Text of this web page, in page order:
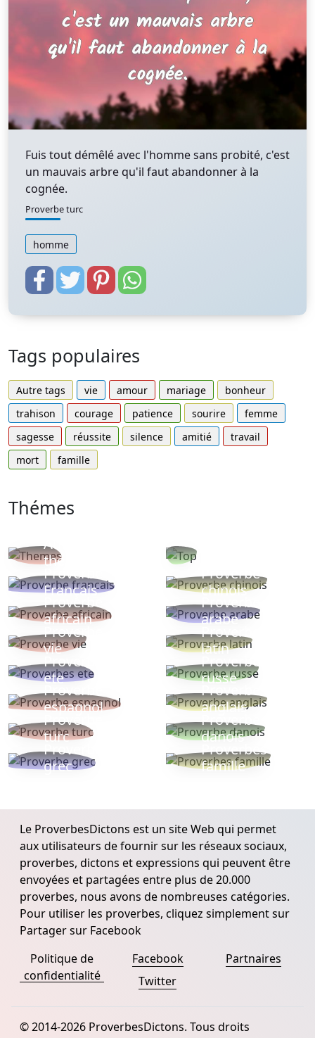
Fuis tout démêlé avec l'homme sans probité, c'est
un mauvais arbre qu'il faut abandonner à la
cognée.
Proverbe turc
homme
Tags populaires
Autre tags vie amour mariage
bonheur
trahison
courage patience sourire
femme
sagesse
réussite silence amitié
travail
mort
famille
Thémes
Autres
thèmes
Proverbe
Français
Proverbe
chinois
Proverbe
africain
Proverbe
arabe
Proverbe
vie
Proverbe
latin
Proverbes
ete
Proverbe
russe
Proverbe
espagnol
Proverbe
anglais
Proverbe
turc
Proverbe
danois
Proverbe
grec
Proverbes
famille
Le ProverbesDictons est un site Web qui permet
aux utilisateurs de fournir sur les réseaux sociaux,
proverbes, dictons et expressions qui peuvent être
envoyées et partagées entre plus de 20.000
proverbes, nous avons de nombreuses catégories.
Pour utiliser les proverbes, cliquez simplement sur
Partager sur Facebook
Politique de
confidentialité
Facebook
Twitter
Partnaires
© 2014-2026 ProverbesDictons. Tous droits